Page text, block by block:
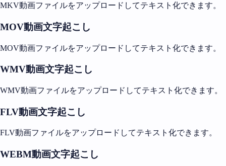
MKV動画ファイルをアップロードしてテキスト化できます。
MOV動画文字起こし
MOV動画ファイルをアップロードしてテキスト化できます。
WMV動画文字起こし
WMV動画ファイルをアップロードしてテキスト化できます。
FLV動画文字起こし
FLV動画ファイルをアップロードしてテキスト化できます。
WEBM動画文字起こし